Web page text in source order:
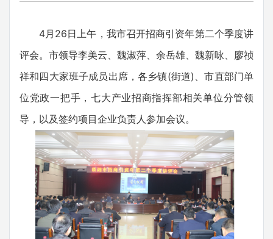
4月26日上午，我市召开招商引资年第二个季度讲
评会。市领导李美云、魏淑萍、余岳雄、魏新咏、廖祯
祥和四大家班子成员出席，各乡镇(街道)、市直部门单
位党政一把手，七大产业招商指挥部相关单位分管领
导，以及签约项目企业负责人参加会议。